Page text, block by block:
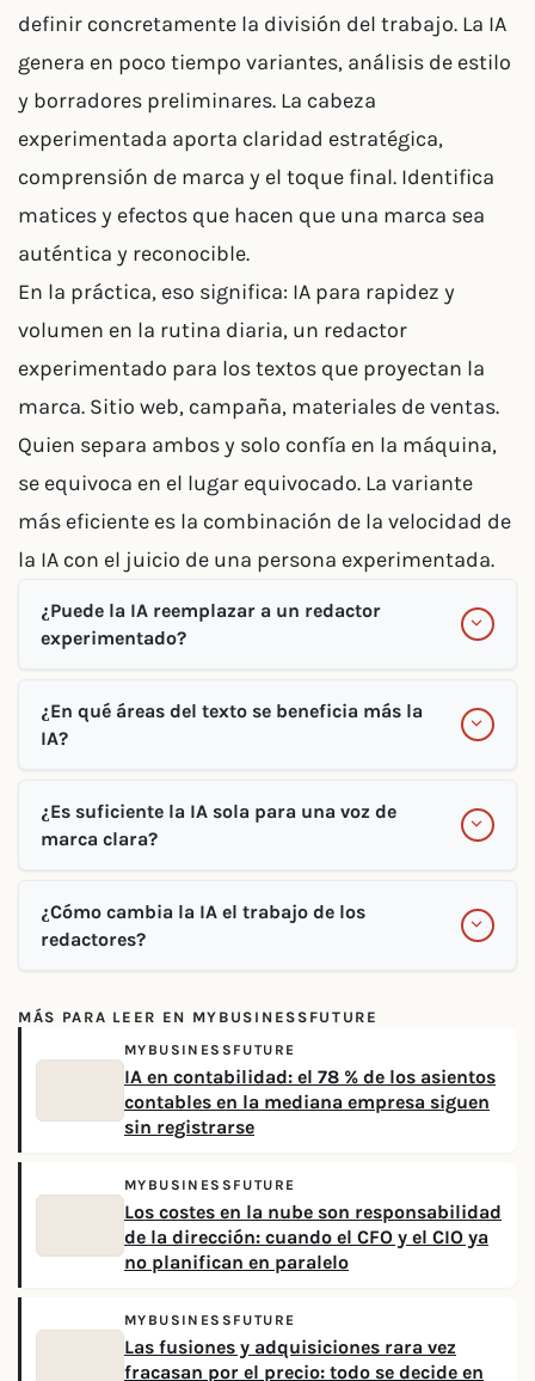
definir concretamente la división del trabajo. La IA
genera en poco tiempo variantes, análisis de estilo
y borradores preliminares. La cabeza
experimentada aporta claridad estratégica,
comprensión de marca y el toque final. Identifica
matices y efectos que hacen que una marca sea
auténtica y reconocible.
En la práctica, eso significa: IA para rapidez y
volumen en la rutina diaria, un redactor
experimentado para los textos que proyectan la
marca. Sitio web, campaña, materiales de ventas.
Quien separa ambos y solo confía en la máquina,
se equivoca en el lugar equivocado. La variante
más eficiente es la combinación de la velocidad de
la IA con el juicio de una persona experimentada.
¿Puede la IA reemplazar a un redactor
experimentado?
¿En qué áreas del texto se beneficia más la
IA?
¿Es suficiente la IA sola para una voz de
marca clara?
¿Cómo cambia la IA el trabajo de los
redactores?
MÁS PARA LEER EN MYBUSINESSFUTURE
MYBUSINESSFUTURE
IA en contabilidad: el 78 % de los asientos
contables en la mediana empresa siguen
sin registrarse
MYBUSINESSFUTURE
Los costes en la nube son responsabilidad
de la dirección: cuando el CFO y el CIO ya
no planifican en paralelo
MYBUSINESSFUTURE
Las fusiones y adquisiciones rara vez
fracasan por el precio: todo se decide en